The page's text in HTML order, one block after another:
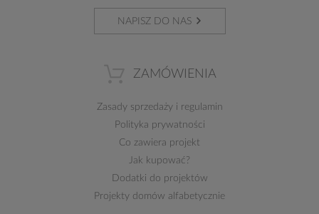
NAPISZ DO NAS
ZAMÓWIENIA
Zasady sprzedażyi regulamin
Polityka prywatności
Co zawiera projekt
Jak kupować?
Dodatki do projektów
Projekty domów alfabetycznie